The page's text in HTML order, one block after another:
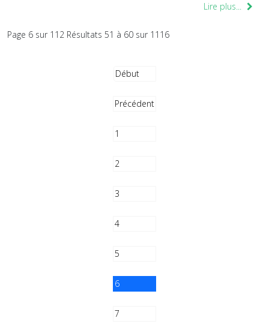
Lire plus...
Page 6 sur 112 Résultats 51 à 60 sur 1116
Début
Précédent
1
2
3
4
5
6
7